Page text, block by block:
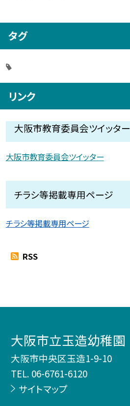
タグ
リンク
大阪市教育委員会ツイッター
大阪市教育委員会ツイッター
チラシ等掲載専用ページ
チラシ等掲載専用ページ
RSS
大阪市立玉造幼稚園
大阪市中央区玉造1-9-10
TEL. 06-6761-6120
サイトマップ